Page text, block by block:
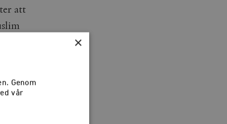
att
ärlig i
×
Genom
vår